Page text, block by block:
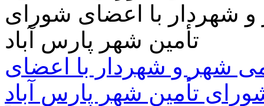
شهر و شهردار با اعضای
تأمین شهر پارس آباد